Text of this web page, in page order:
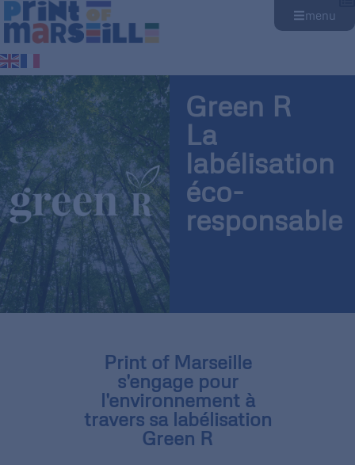
menu
Green R
La
labélisation
éco-
responsable
Print of Marseille
s'engage pour
l'environnement à
travers sa labélisation
Green R